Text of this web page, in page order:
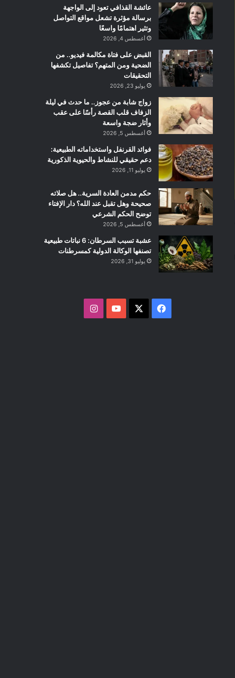
عائشة القذافي تعود إلى الواجهة
برسالة مؤثرة تشعل مواقع التواصل
وتثير اهتمامًا واسعًا
أغسطس 4, 2026
القبض على فتاة مكالمة فيديو.. من
الضحية ومن المتهم؟ تفاصيل تكشفها
التحقيقات
يوليو 23, 2026
زواج شابة من عجوز.. ما حدث في ليلة
الزفاف قلب القصة رأسًا على عقب
وأثار ضجة واسعة
أغسطس 5, 2026
فوائد القرنفل واستخداماته الطبيعية:
دعم حقيقي للنشاط والحيوية الذكورية
يوليو 11, 2026
حكم مدمن العادة السرية.. هل صلاته
صحيحة وهل تقبل عند الله؟ دار الإفتاء
توضح الحكم الشرعي
أغسطس 5, 2026
عشبة تسبب السرطان: 6 نباتات طبيعية
تصنفها الوكالة الدولية كمسرطنات
يوليو 31, 2026
ف